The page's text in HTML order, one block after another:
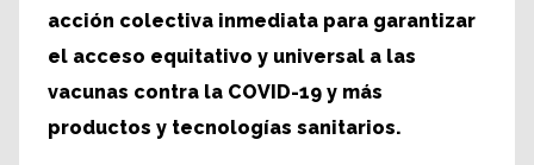
acción colectiva inmediata para garantizar
el acceso equitativo y universal a las
vacunas contra la COVID-19 y más
productos y tecnologías sanitarios.